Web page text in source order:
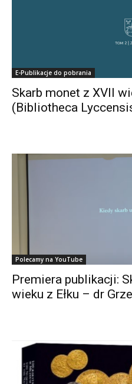
E-Publikacje do pobrania
Skarb monet z XVII
(Bibliotheca
Polecamy na YouTube
Premiera publikacji:
wieku z Ełku – dr